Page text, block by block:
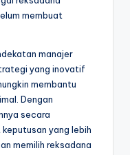
membuat
manajer
yang inovatif
membantu
Dengan
secara
yang lebih
memilih reksadana